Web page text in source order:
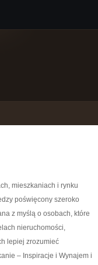
mieszkaniach i rynku
poświęcony szeroko
z myślą o osobach, które
nieruchomości,
lepiej zrozumieć
– Inspiracje i Wynajem i